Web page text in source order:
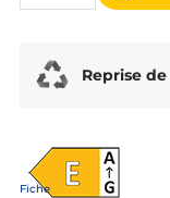
Reprise
Fiche